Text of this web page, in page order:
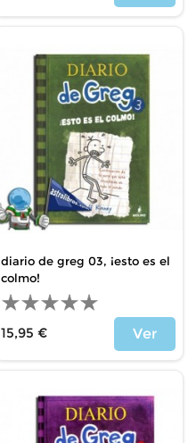
diario de greg 03, ¡esto es el
colmo!
15,95 €
Ver